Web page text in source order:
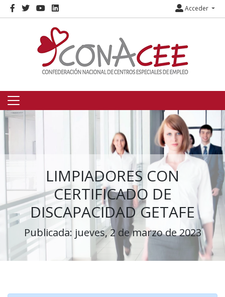
Acceder
LIMPIADORES CON
CERTIFICADO DE
DISCAPACIDAD GETAFE
Publicada: jueves, 2 de marzo de 2023